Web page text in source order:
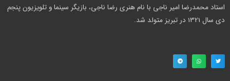
استاد محمدرضا امیر ناجی با نام هنری رضا ناجی، بازیگر سینما و تلویزیون پنجم
دی سال 1321 در تبریز متولد شد.